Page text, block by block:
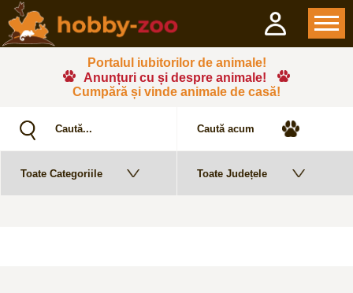
Portalul iubitorilor de animale!
Anunțuri cu și despre animale!
Cumpără și vinde animale de casă!